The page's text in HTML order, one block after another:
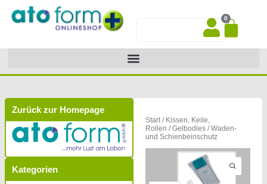
Inhalt
0
Zurück zur Homepage
Kategorien
Start / Kissen, Keile,
Rollen /Gelbodies / Waden-
und Schienbeinschutz